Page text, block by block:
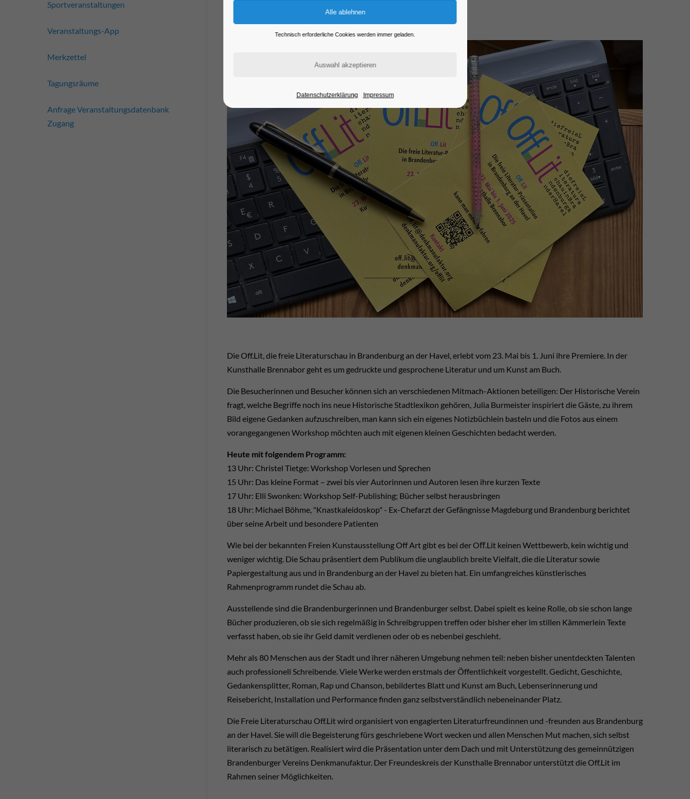
Die Off.Lit, die freie Literaturschau in Brandenburg an der Havel, erlebt vom 23. Mai bis 1. Juni ihre Premiere. In der
Kunsthalle Brennabor geht es um gedruckte und gesprochene Literatur und um Kunst am Buch.
Die Besucherinnen und Besucher können sich an verschiedenen Mitmach-Aktionen beteiligen: Der Historische Verein
fragt, welche Begriffe noch ins neue Historische Stadtlexikon gehören, Julia Burmeister inspiriert die Gäste, zu ihrem
Bild eigene Gedanken aufzuschreiben, man kann sich ein eigenes Notizbüchlein basteln und die Fotos aus einem
vorangegangenen Workshop möchten auch mit eigenen kleinen Geschichten bedacht werden.
Heute mit folgendem Programm:
13 Uhr: Christel Tietge: Workshop Vorlesen und Sprechen
15 Uhr: Das kleine Format – zwei bis vier Autorinnen und Autoren lesen ihre kurzen Texte
17 Uhr: Elli Swonken: Workshop Self-Publishing; Bücher selbst herausbringen
18 Uhr: Michael Böhme, "Knastkaleidoskop" - Ex-Chefarzt der Gefängnisse Magdeburg und Brandenburg berichtet
über seine Arbeit und besondere Patienten
Wie bei der bekannten Freien Kunstausstellung Off Art gibt es bei der Oﬀ.Lit keinen Wettbewerb, kein wichtig und
weniger wichtig. Die Schau präsentiert dem Publikum die unglaublich breite Vielfalt, die die Literatur sowie
Papiergestaltung aus und in Brandenburg an der Havel zu bieten hat. Ein umfangreiches künstlerisches
Rahmenprogramm rundet die Schau ab.
Ausstellende sind die Brandenburgerinnen und Brandenburger selbst. Dabei spielt es keine Rolle, ob sie schon lange
Bücher produzieren, ob sie sich regelmäßig in Schreibgruppen treffen oder bisher eher im stillen Kämmerlein Texte
verfasst haben, ob sie ihr Geld damit verdienen oder ob es nebenbei geschieht.
Mehr als 80 Menschen aus der Stadt und ihrer näheren Umgebung nehmen teil: neben bisher unentdeckten Talenten
auch professionell Schreibende. Viele Werke werden erstmals der Öffentlichkeit vorgestellt. Gedicht, Geschichte,
Gedankensplitter, Roman, Rap und Chanson, bebildertes Blatt und Kunst am Buch, Lebenserinnerung und
Reisebericht, Installation und Performance finden ganz selbstverständlich nebeneinander Platz.
Die Freie Literaturschau Off.Lit wird organisiert von engagierten Literaturfreundinnen und -freunden aus Brandenburg
an der Havel. Sie will die Begeisterung fürs geschriebene Wort wecken und allen Menschen Mut machen, sich selbst
literarisch zu betätigen. Realisiert wird die Präsentation unter dem Dach und mit Unterstützung des gemeinnützigen
Brandenburger Vereins Denkmanufaktur. Der Freundeskreis der Kunsthalle Brennabor unterstützt die Off.Lit im
Rahmen seiner Möglichkeiten.
Sportveranstaltungen
Veranstaltungs-App
Merkzettel
Tagungsräume
Anfrage Veranstaltungsdatenbank
Zugang
Technisch erforderliche Cookies werden immer geladen.
Datenschutzerklärung Impressum